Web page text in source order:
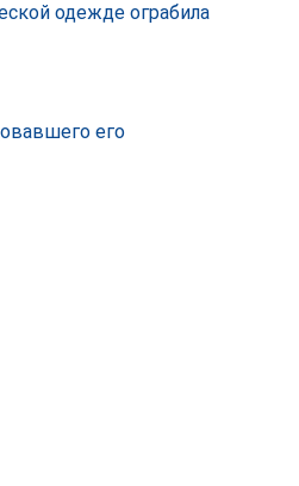
одежде ограбила
его